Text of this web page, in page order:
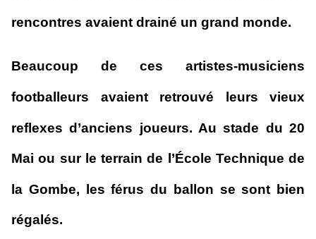
rencontres avaient drainé un grand monde.
Beaucoup de ces artistes-musiciens
footballeurs avaient retrouvé leurs vieux
reflexes d’anciens joueurs. Au stade du 20
Mai ou sur le terrain de l’École Technique de
la Gombe, les férus du ballon se sont bien
régalés.